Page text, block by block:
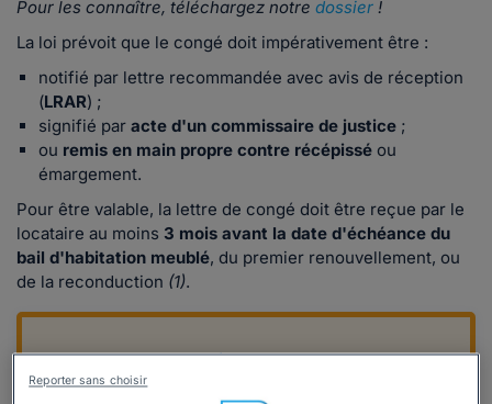
Pour les connaître, téléchargez notre dossier !
La loi prévoit que le congé doit impérativement être :
notifié par lettre recommandée avec avis de réception
(LRAR) ;
signifié par acte d'un commissaire de justice ;
ou remis en main propre contre récépissé ou
émargement.
Pour être valable, la lettre de congé doit être reçue par le
locataire au moins 3 mois avant la date d'échéance du
bail d'habitation meublé, du premier renouvellement, ou
de la reconduction (1).
Reporter sans choisir